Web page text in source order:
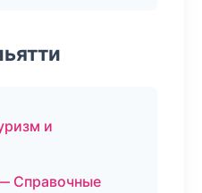
и
Справочные